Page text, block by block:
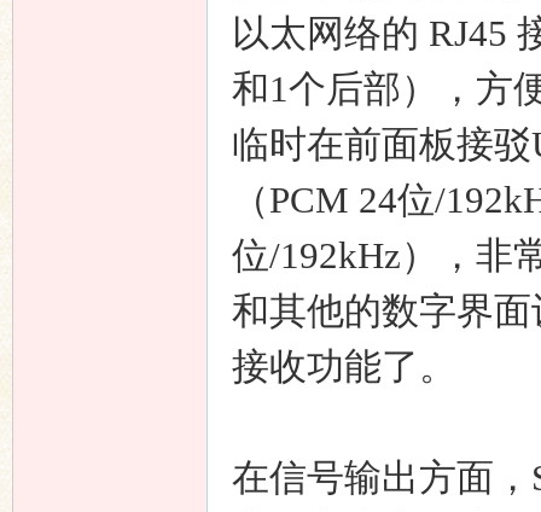
以太网络的 RJ45
和1个后部），方
临时在前面板接
（PCM 24位/
位/192kHz），非
和其他的数字界
接收功能了。
在信号输出方面，